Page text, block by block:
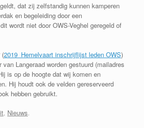
dat zij zelfstandig kunnen kamperen
en begeleiding door een
wordt niet door OWS-Veghel geregeld of
(2019_Hemelvaart inschrijflijst leden OWS)
Langeraad worden gestuurd (mailadres
is op de hoogte dat wij komen en
Hij houdt ook de velden gereserveerd
hebben gebruikt.
, Nieuws.